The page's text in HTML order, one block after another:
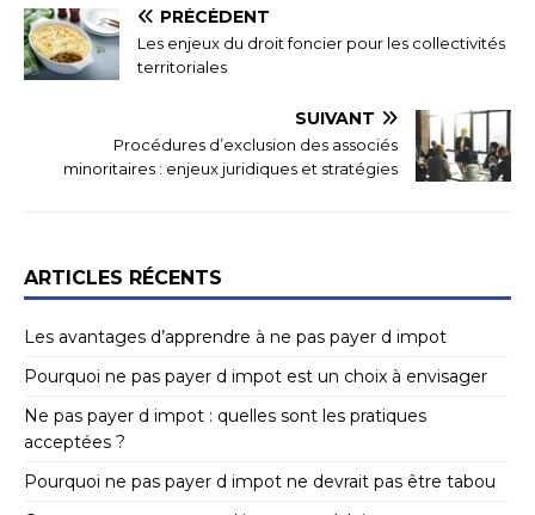
PRÉCÉDENT
Les enjeux du droit foncier pour les collectivités
territoriales
SUIVANT
Procédures d’exclusion des associés
minoritaires : enjeux juridiques et stratégies
ARTICLES RÉCENTS
Les avantages d’apprendre à ne pas payer d impot
Pourquoi ne pas payer d impot est un choix à envisager
Ne pas payer d impot : quelles sont les pratiques
acceptées ?
Pourquoi ne pas payer d impot ne devrait pas être tabou